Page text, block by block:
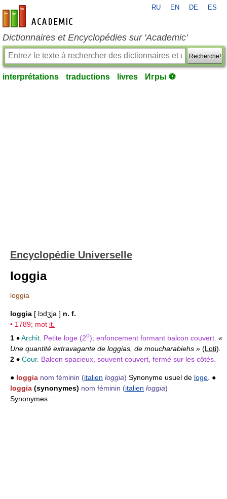
fr-academic.com
RU EN DE ES
Dictionnaires et Encyclopédies sur 'Academic'
Recherche!
interprétations traductions livres Игры ⚽
Encyclopédie Universelle
loggia
loggia
loggia [ lɔdʒja ] n. f.
• 1789; mot it.
1 ♦Archit. Petite loge (2o); enfoncement formant balcon couvert. «
Une quantité extravagante de loggias, de moucharabiehs » (Loti)
2 ♦ Cour. Balcon spacieux, souvent couvert, fermé sur les côtés.
● loggia nom féminin (italien loggia) Synonyme usuel de loge . ●
loggia (synonymes) nom féminin (italien loggia)
Synonymes :